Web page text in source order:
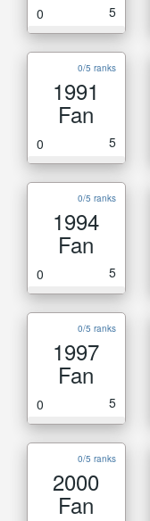
0 5
0/5 ranks
1991
Fan
0 5
0/5 ranks
1994
Fan
0 5
0/5 ranks
1997
Fan
0 5
0/5 ranks
2000
Fan